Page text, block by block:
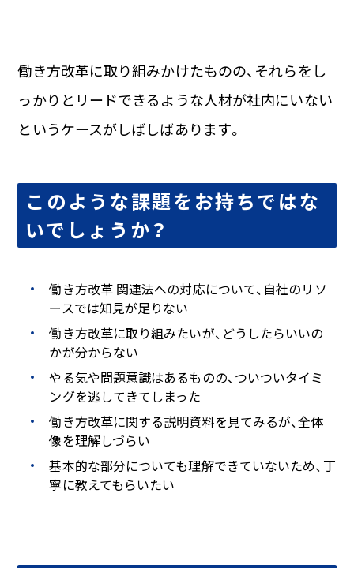
働き方改革に取り組みかけたものの、それらをし
っかりとリードできるような人材が社内にいない
というケースがしばしばあります。
このような課題をお持ちではな
いでしょうか？
働き方改革 関連法への対応について、自社のリソ
ースでは知見が足りない
働き方改革に取り組みたいが、どうしたらいいの
かが分からない
やる気や問題意識はあるものの、ついついタイミ
ングを逃してきてしまった
働き方改革に関する説明資料を見てみるが、全体
像を理解しづらい
基本的な部分についても理解できていないため、丁
寧に教えてもらいたい